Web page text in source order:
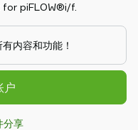
piFLOW®i/f.
内容和功能！
户
分享